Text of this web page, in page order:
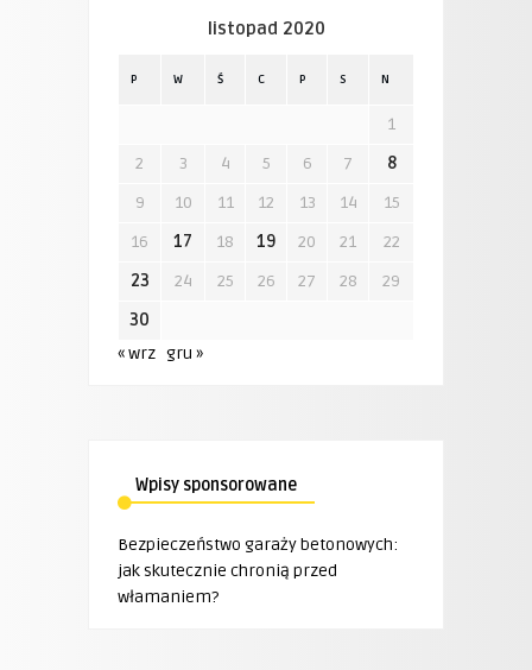
listopad 2020
P W Ś C P S N
1
2
3 4 5 6 7
8
9
10 11 12 13 14
15
16
17 18 19 20 21
22
23
24 25 26 27 28
29
30
« wrz gru »
Wpisy sponsorowane
Bezpieczeństwo garaży betonowych:
jak skutecznie chronią przed
włamaniem?